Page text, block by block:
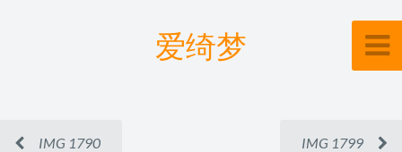
爱绮梦
IMG 1790 IMG 1799